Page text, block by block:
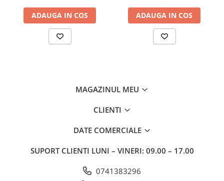
ADAUGA IN COS ADAUGA IN COS
MAGAZINUL MEU
CLIENTI
DATE COMERCIALE
SUPORT CLIENTI LUNI – VINERI: 09.00 – 17.00
0741383296